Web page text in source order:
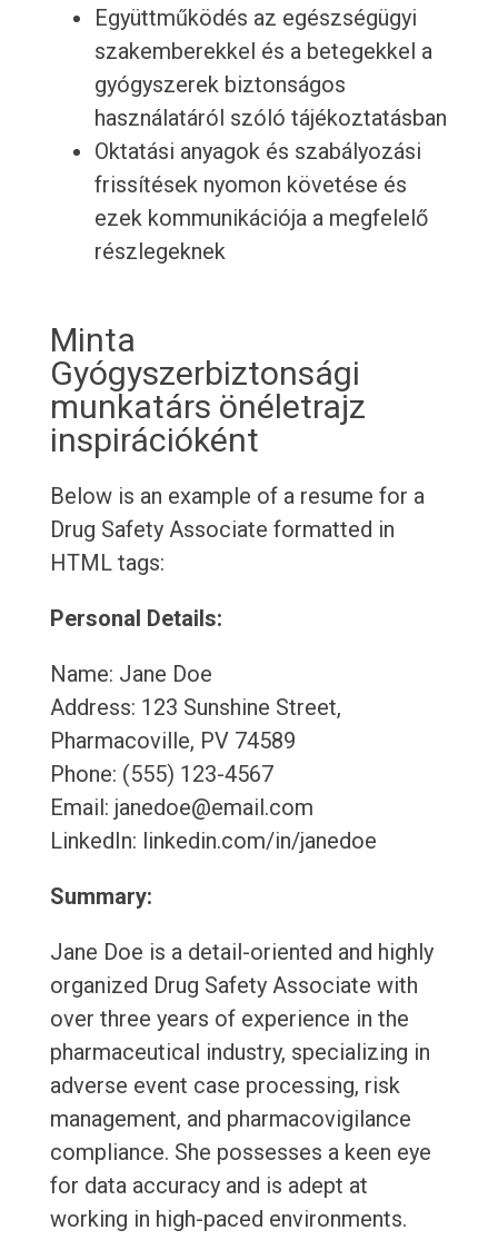
Együttműködés az egészségügyi
szakemberekkel és a betegekkel a
gyógyszerek biztonságos
használatáról szóló tájékoztatásban
Oktatási anyagok és szabályozási
frissítések nyomon követése és
ezek kommunikációja a megfelelő
részlegeknek
Minta
Gyógyszerbiztonsági
munkatárs önéletrajz
inspirációként
Below is an example of a resume for a
Drug Safety Associate formatted in
HTML tags:
Personal Details:
Name: Jane Doe
Address: 123 Sunshine Street,
Pharmacoville, PV 74589
Phone: (555) 123-4567
Email: janedoe@email.com
LinkedIn: linkedin.com/in/janedoe
Summary:
Jane Doe is a detail-oriented and highly
organized Drug Safety Associate with
over three years of experience in the
pharmaceutical industry, specializing in
adverse event case processing, risk
management, and pharmacovigilance
compliance. She possesses a keen eye
for data accuracy and is adept at
working in high-paced environments.